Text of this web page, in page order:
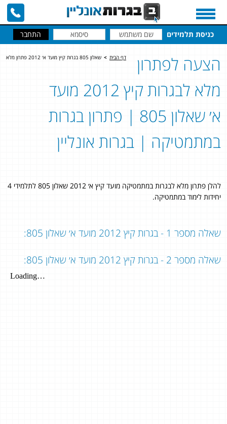
כניסת תלמידים
דף הבית > שאלון 805 בגרות קיץ מועד א׳ 2012 פתרון מלא
הצעה לפתרון
מלא לבגרות קיץ 2012 מועד
א׳ שאלון 805 | פתרון בגרות
במתמטיקה | בגרות אונליין
להלן פתרון מלא לבגרות במתמטיקה מועד קיץ א׳ 2012 שאלון 805 לתלמידי 4
יחידות לימוד במתמטיקה.
שאלה מספר 1 - בגרות קיץ 2012 מועד א׳ שאלון 805:
שאלה מספר 2 - בגרות קיץ 2012 מועד א׳ שאלון 805: